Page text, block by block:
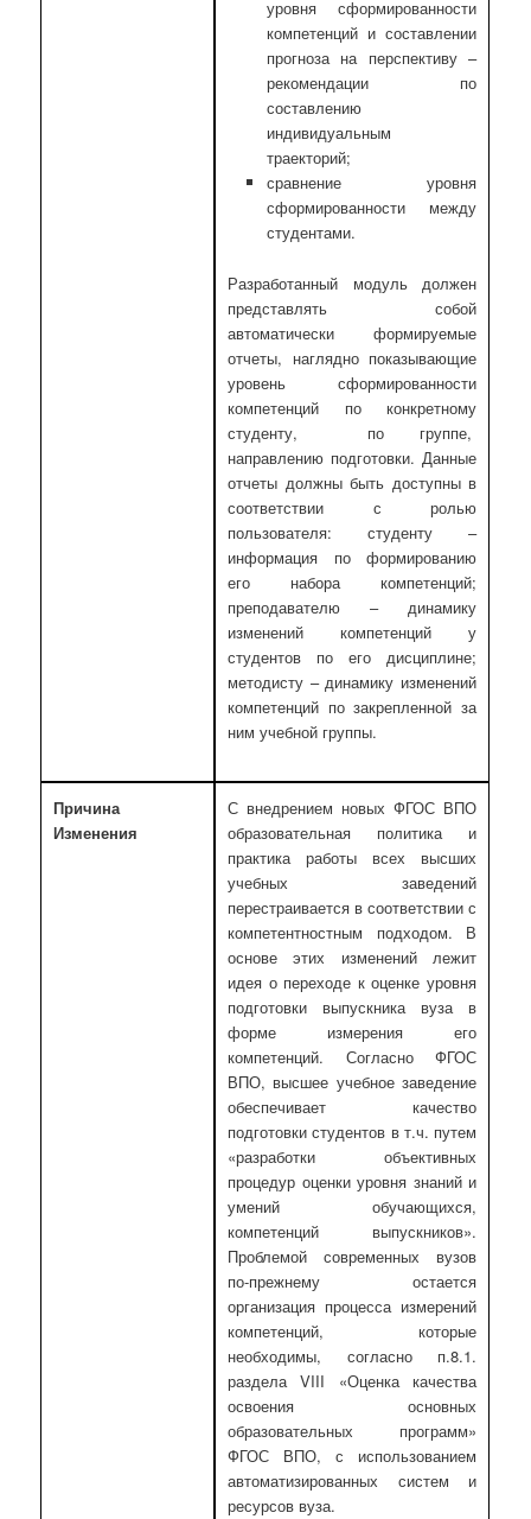
уровня сформированности
компетенций и составлении
прогноза на перспективу –
рекомендации по
составлению
индивидуальным
траекторий;
сравнение уровня
сформированности между
студентами.
Разработанный модуль должен
представлять собой
автоматически формируемые
отчеты, наглядно показывающие
уровень сформированности
компетенций по конкретному
студенту, по группе,
направлению подготовки. Данные
отчеты должны быть доступны в
соответствии с ролью
пользователя: студенту –
информация по формированию
его набора компетенций;
преподавателю – динамику
изменений компетенций у
студентов по его дисциплине;
методисту – динамику изменений
компетенций по закрепленной за
ним учебной группы.
Причина
Изменения
С внедрением новых ФГОС ВПО
образовательная политика и
практика работы всех высших
учебных заведений
перестраивается в соответствии с
компетентностным подходом. В
основе этих изменений лежит
идея о переходе к оценке уровня
подготовки выпускника вуза в
форме измерения его
компетенций. Согласно ФГОС
ВПО, высшее учебное заведение
обеспечивает качество
подготовки студентов в т.ч. путем
«разработки объективных
процедур оценки уровня знаний и
умений обучающихся,
компетенций выпускников».
Проблемой современных вузов
по-прежнему остается
организация процесса измерений
компетенций, которые
необходимы, согласно п.8.1.
раздела VIII «Оценка качества
освоения основных
образовательных программ»
ФГОС ВПО, с использованием
автоматизированных систем и
ресурсов вуза.